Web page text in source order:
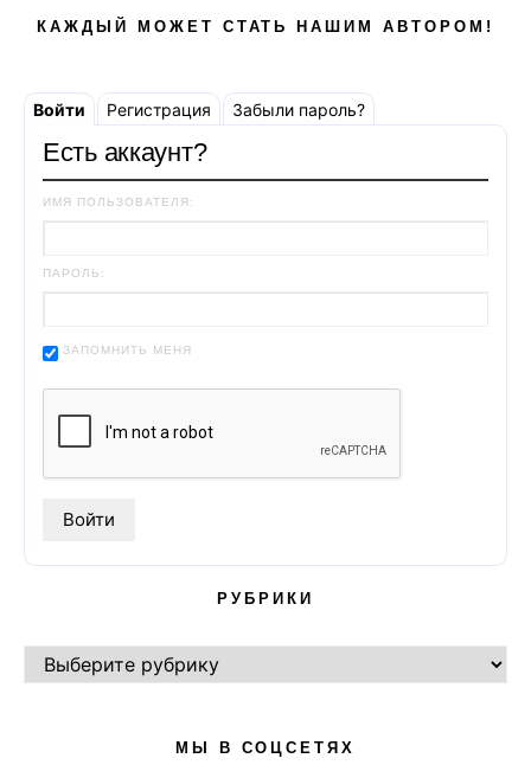
КАЖДЫЙ МОЖЕТ СТАТЬ НАШИМ АВТОРОМ!
Войти Регистрация Забыли пароль?
Есть аккаунт?
ИМЯ ПОЛЬЗОВАТЕЛЯ:
ПАРОЛЬ:
ЗАПОМНИТЬ МЕНЯ
РУБРИКИ
МЫ В СОЦСЕТЯХ